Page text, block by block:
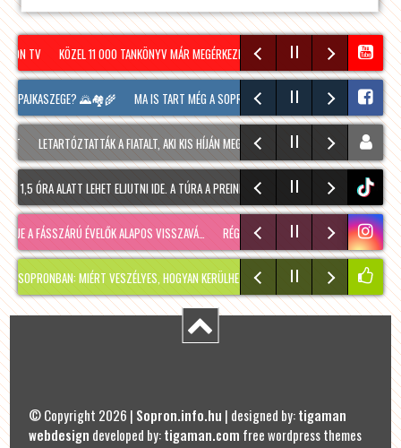
TV KÖZEL 11 000 TANKÖNYV MÁR MEGÉRKEZETT SOPRONBA A KÖVETKEZŐ TANÉVRE!
PAJKASZEGE? 🌄🏘️🌾 MA IS TART MÉG A SOPRONI BORÜNNEP, 20 ÓRAKOR A
LETARTÓZTATTÁK A FIATALT, AKI KIS HÍJÁN MEGÖLT EGY 28 ÉVES FÉRFIT SOPRONBAN
ALATT LEHET ELJUTNI IDE. A TÚRA A PREINER GSCHEID PARKOLÓBÓL INDUL ÉS
tiktok
FÁSSZÁRÚ ÉVELŐK ALAPOS VISSZAVÁ… RÉGMÚLT KIRAKATA, AMÉLIE MÓDRA
MIÉRT VESZÉLYES, HOGYAN KERÜLHETETT IDE, ÉS MIKOR SZABADUL FEL?
© Copyright 2026 | Sopron.info.hu | designed by:tigaman
webdesign developed by:tigaman.com free wordpress themes